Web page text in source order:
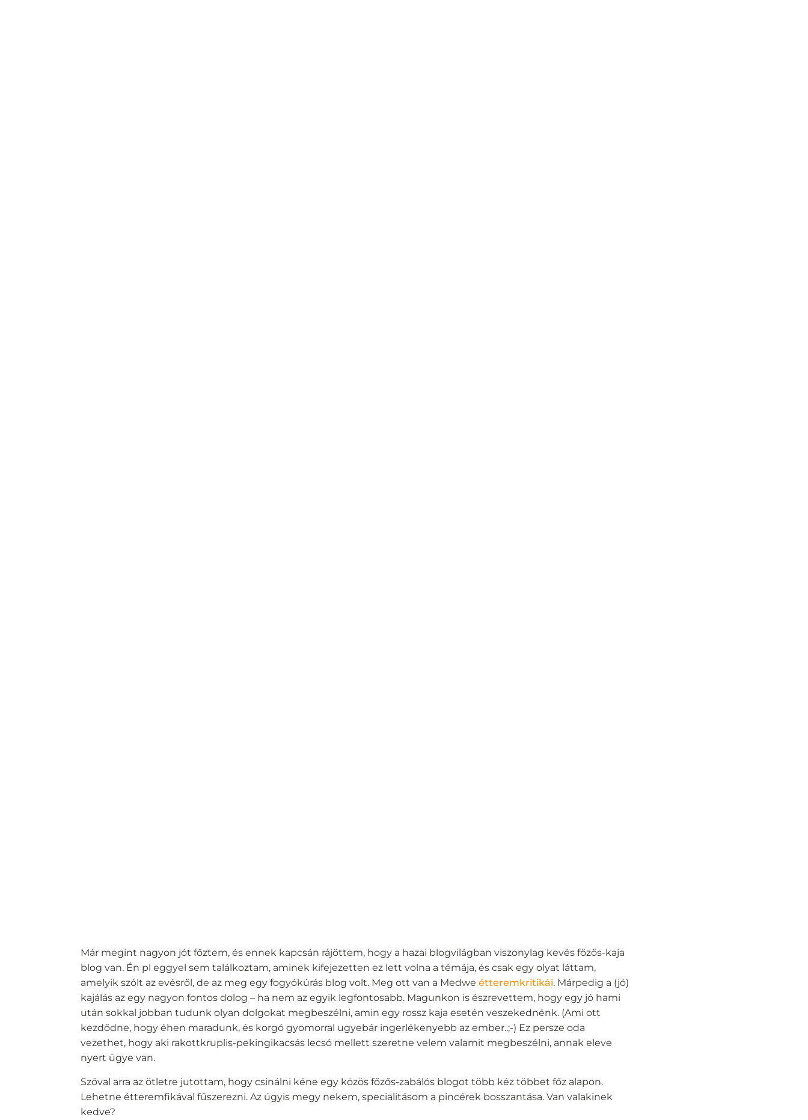
Már megint nagyon jót főztem, és ennek kapcsán rájöttem, hogy a hazai blogvilágban viszonylag kevés főzős-kaja
blog van. Én pl eggyel sem találkoztam, aminek kifejezetten ez lett volna a témája, és csak egy olyat láttam,
amelyik szólt az evésről, de az meg egy fogyókúrás blog volt. Meg ott van a Medweétteremkritikái. Márpedig a (jó)
kajálás az egy nagyon fontos dolog – ha nem az egyik legfontosabb. Magunkon is észrevettem, hogy egy jó hami
után sokkal jobban tudunk olyan dolgokat megbeszélni, amin egy rossz kaja esetén veszekednénk. (Ami ott
kezdődne, hogy éhen maradunk, és korgó gyomorral ugyebár ingerlékenyebb az ember..;-) Ez persze oda
vezethet, hogy aki rakottkruplis-pekingikacsás lecsó mellett szeretne velem valamit megbeszélni, annak eleve
nyert ügye van.
Szóval arra az ötletre jutottam, hogy csinálni kéne egy közös főzős-zabálós blogot több kéz többet főz alapon.
Lehetne étteremfikával fűszerezni. Az úgyis megy nekem, specialitásom a pincérek bosszantása. Van valakinek
kedve?